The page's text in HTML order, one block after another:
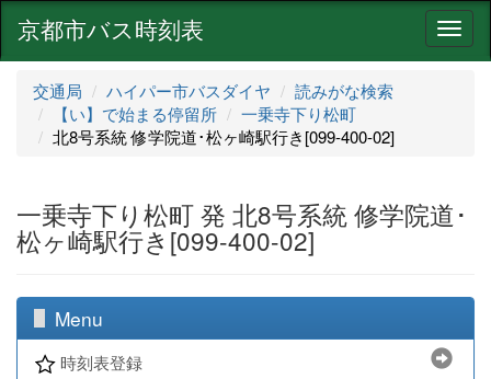
ナ
ビ
京都市バス時刻表
交通局 ハイパー市バスダイヤ
読みがな検索
【い】で始まる停留所
一乗寺下り松町
北8号系統 修学院道･松ヶ崎駅行き[099-400-02]
一乗寺下り松町 発 北8号系統 修学院道･
松ヶ崎駅行き[099-400-02]
Menu
時刻表登録